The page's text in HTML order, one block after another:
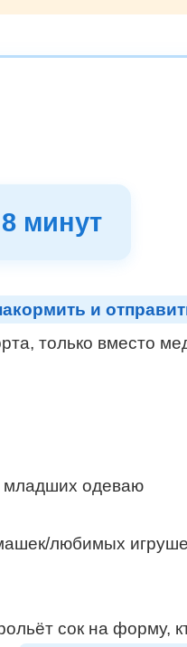
минут
и
только вместо
младших одеваю
любимых
сок на форму,